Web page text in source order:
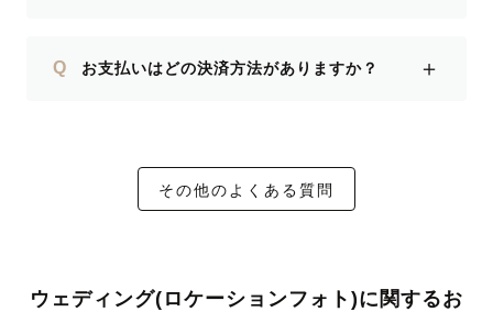
Q お支払いはどの決済方法がありますか？ ＋
その他のよくある質問
ウェディング(ロケーションフォト)に関するお